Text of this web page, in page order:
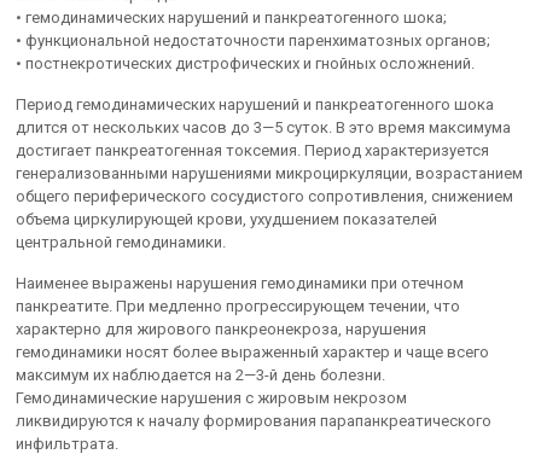
• гемодинамических нарушений и панкреатогенного шока;
• функциональной недостаточности паренхиматозных органов;
• постнекротических дистрофических и гнойных осложнений.
Период гемодинамических нарушений и панкреатогенного шока
длится от нескольких часов до 3—5 суток. В это время максимума
достигает панкреатогенная токсемия. Период характеризуется
генерализованными нарушениями микроциркуляции, возрастанием
общего периферического сосудистого сопротивления, снижением
объема циркулирующей крови, ухудшением показателей
центральной гемодинамики.
Наименее выражены нарушения гемодинамики при отечном
панкреатите. При медленно прогрессирующем течении, что
характерно для жирового панкреонекроза, нарушения
гемодинамики носят более выраженный характер и чаще всего
максимум их наблюдается на 2—3-й день болезни.
Гемодинамические нарушения с жировым некрозом
ликвидируются к началу формирования парапанкреатического
инфильтрата.